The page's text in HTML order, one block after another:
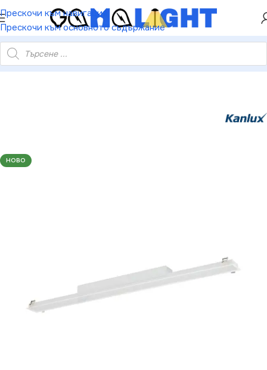
Прескочи към навигация
Прескочи към основното съдържание
НАМАЛЕНИЕ ОТ 5%
Линейно LED осветително тяло за вграждане LED 4000K
НОВО